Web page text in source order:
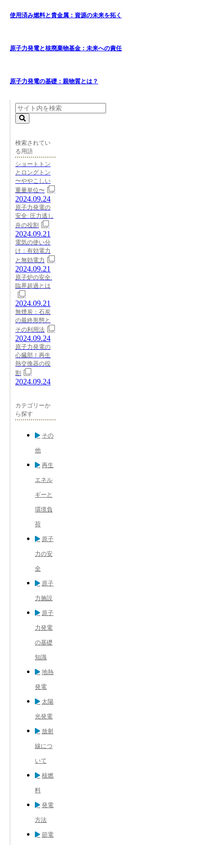
使用済み燃料と貴金属：資源の未来を拓く
原子力発電と核廃棄物基金：未来への責任
原子力発電の基礎：親物質とは？
検索されてい
る用語
ショートトン
とロングトン
〜ややこしい
重量単位〜
2024.09.24
原子力発電の
安全: 圧力逃し
弁の役割
2024.09.21
電気の使い分
け：有効電力
と無効電力
2024.09.21
原子炉の安全:
臨界超過とは
2024.09.21
無煙炭：石炭
の最終形態と
その利用法
2024.09.24
原子力発電の
心臓部！再生
熱交換器の役
割
2024.09.24
カテゴリーか
ら探す
その
他
再生
エネル
ギーと
環境負
荷
原子
力の安
全
原子
力施設
原子
力発電
の基礎
知識
地熱
発電
太陽
光発電
放射
線につ
いて
核燃
料
発電
方法
節電